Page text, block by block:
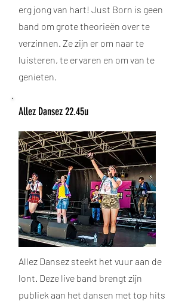
erg jong van hart! Just Born is geen
band om grote theorieën over te
verzinnen. Ze zijn er om naar te
luisteren, te ervaren en om van te
genieten.
Allez Dansez 22.45u
Allez Dansez steekt het vuur aan de
lont. Deze live band brengt zijn
publiek aan het dansen met top hits